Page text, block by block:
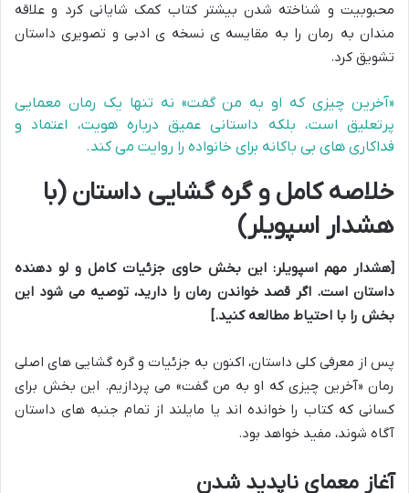
محبوبیت و شناخته شدن بیشتر کتاب کمک شایانی کرد و علاقه
مندان به رمان را به مقایسه ی نسخه ی ادبی و تصویری داستان
تشویق کرد.
«آخرین چیزی که او به من گفت» نه تنها یک رمان معمایی
پرتعلیق است، بلکه داستانی عمیق درباره هویت، اعتماد و
فداکاری های بی باکانه برای خانواده را روایت می کند.
خلاصه کامل و گره گشایی داستان (با
هشدار اسپویلر)
[هشدار مهم اسپویلر: این بخش حاوی جزئیات کامل و لو دهنده
داستان است. اگر قصد خواندن رمان را دارید، توصیه می شود این
بخش را با احتیاط مطالعه کنید.]
پس از معرفی کلی داستان، اکنون به جزئیات و گره گشایی های اصلی
رمان «آخرین چیزی که او به من گفت» می پردازیم. این بخش برای
کسانی که کتاب را خوانده اند یا مایلند از تمام جنبه های داستان
آگاه شوند، مفید خواهد بود.
آغاز معمای ناپدید شدن